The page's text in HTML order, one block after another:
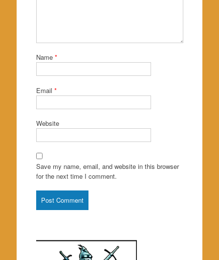
Name *
Email *
Website
Save my name, email, and website in this browser
for the next time I comment.